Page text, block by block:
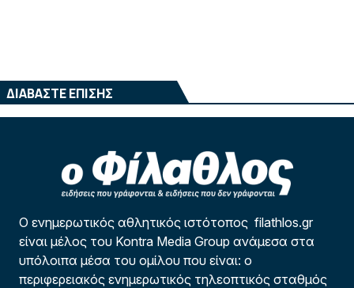
ΔΙΑΒΑΣΤΕ ΕΠΙΣΗΣ
Ο ενημερωτικός αθλητικός ιστότοπος filathlos.gr
είναι μέλος του Kontra Media Group ανάμεσα στα
υπόλοιπα μέσα του ομίλου που είναι: ο
περιφερειακός ενημερωτικός τηλεοπτικός σταθμός